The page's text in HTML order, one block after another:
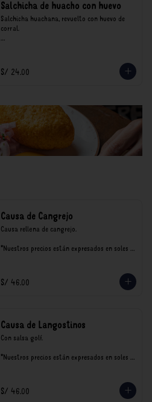
Salchicha de huacho con huevo
Salchicha huachana, revuelto con huevo de
corral.
consumo.
S/ 24.00
Causa de Cangrejo
Causa rellena de cangrejo.
*Nuestros precios están expresados en soles e
S/ 46.00
Causa de Langostinos
Con salsa golf.
*Nuestros precios están expresados en soles e
S/ 46.00